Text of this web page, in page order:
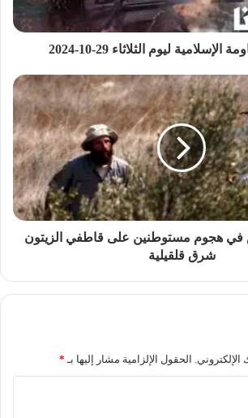
ليوم الثلاثاء 29-10-2024
في هجوم مستوطنين على قاطفي الزيتون
شرق قلقيلية
الحقول الإلزامية مشار إليها بـ *